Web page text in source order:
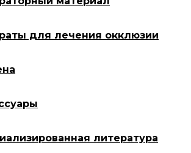
для лечения окклюзии
литература